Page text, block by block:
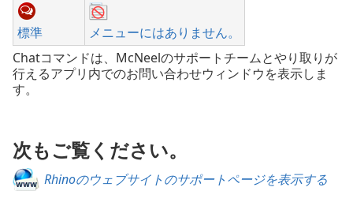
標準
メニューにはありません。
Chatコマンドは、McNeelのサポートチームとやり取りが
行えるアプリ内でのお問い合わせウィンドウを表示しま
す。
次もご覧ください。
Rhinoのウェブサイトのサポートページを表示する